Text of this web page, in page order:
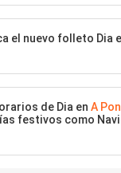
el nuevo folleto Dia
de Dia en A
festivos como